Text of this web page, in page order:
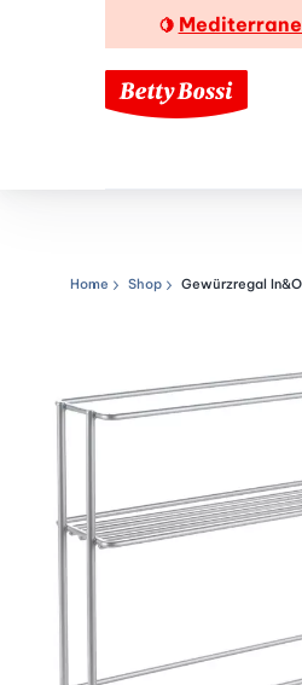
🍋
Navigationspfad
Home Shop Gewürzregal